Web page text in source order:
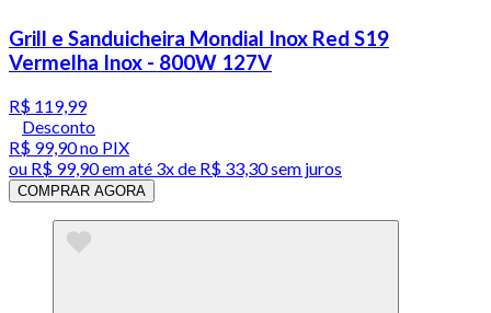
Grill e Sanduicheira Mondial Inox Red S19
Vermelha Inox - 800W 127V
R$ 119,99
Desconto
R$ 99,90no PIX
ou R$ 99,90em até 3x de R$ 33,30 sem juros
COMPRAR AGORA